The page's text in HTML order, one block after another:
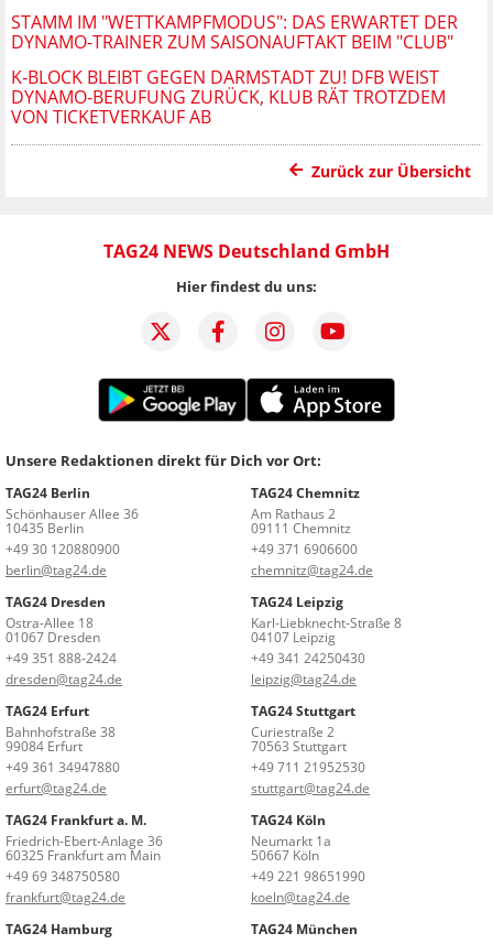
STAMM IM "WETTKAMPFMODUS": DAS ERWARTET DER
DYNAMO-TRAINER ZUM SAISONAUFTAKT BEIM "CLUB"
K-BLOCK BLEIBT GEGEN DARMSTADT ZU! DFB WEIST
DYNAMO-BERUFUNG ZURÜCK, KLUB RÄT TROTZDEM
VON TICKETVERKAUF AB
Zurück zur Übersicht
TAG24 NEWS Deutschland GmbH
Hier findest du uns:
Unsere Redaktionen direkt für Dich vor Ort:
TAG24 Berlin
Schönhauser Allee 36
10435 Berlin
+49 30 120880900
berlin@tag24.de
TAG24 Chemnitz
Am Rathaus 2
09111 Chemnitz
+49 371 6906600
chemnitz@tag24.de
TAG24 Dresden
Ostra-Allee 18
01067 Dresden
+49 351 888-2424
dresden@tag24.de
TAG24 Leipzig
Karl-Liebknecht-Straße 8
04107 Leipzig
+49 341 24250430
leipzig@tag24.de
TAG24 Erfurt
Bahnhofstraße 38
99084 Erfurt
+49 361 34947880
erfurt@tag24.de
TAG24 Stuttgart
Curiestraße 2
70563 Stuttgart
+49 711 21952530
stuttgart@tag24.de
TAG24 Frankfurt a. M.
Friedrich-Ebert-Anlage 36
60325 Frankfurt am Main
+49 69 348750580
frankfurt@tag24.de
TAG24 Köln
Neumarkt 1a
50667 Köln
+49 221 98651990
koeln@tag24.de
TAG24 Hamburg
TAG24 München